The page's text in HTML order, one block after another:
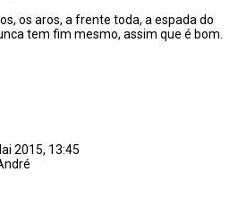
os aros, a frente toda, a espada do
tem fim mesmo, assim que é bom.
2015, 13:45